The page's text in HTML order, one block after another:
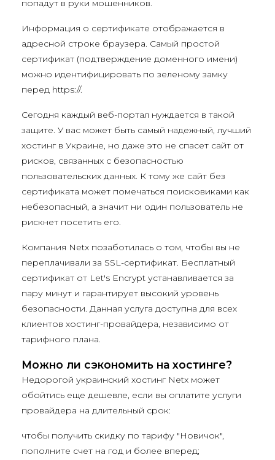
попадут в руки мошенников.
Информация о сертификате отображается в
адресной строке браузера. Самый простой
сертификат (подтверждение доменного имени)
можно идентифицировать по зеленому замку
перед https://.
Сегодня каждый веб-портал нуждается в такой
защите. У вас может быть самый надежный, лучший
хостинг в Украине, но даже это не спасет сайт от
рисков, связанных с безопасностью
пользовательских данных. К тому же сайт без
сертификата может помечаться поисковиками как
небезопасный, а значит ни один пользователь не
рискнет посетить его.
Компания Netx позаботилась о том, чтобы вы не
переплачивали за SSL-сертификат. Бесплатный
сертификат от Let's Encrypt устанавливается за
пару минут и гарантирует высокий уровень
безопасности. Данная услуга доступна для всех
клиентов хостинг-провайдера, независимо от
тарифного плана.
Можно ли сэкономить на хостинге?
Недорогой украинский хостинг Netx может
обойтись еще дешевле, если вы оплатите услуги
провайдера на длительный срок:
чтобы получить скидку по тарифу "Новичок",
пополните счет на год и более вперед;